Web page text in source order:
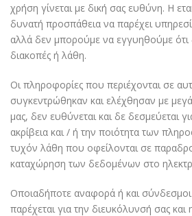
χρήση γίνεται με δική σας ευθύνη. Η
δυνατή προσπάθεια να παρέχει
αλλά δεν μπορούμε να εγγυηθούμε
διακοπές ή λάθη.
Οι πληροφορίες που περιέχονται σε
συγκεντρώθηκαν και ελέχθησαν με
μας, δεν ευθύνεται και δε δεσμεύεται
ακρίβεια και / ή την ποιότητα των
τυχόν λάθη που οφείλονται σε
καταχώρηση των δεδομένων στο
Οποιαδήποτε αναφορά ή και
παρέχεται για την διευκόλυνσή σας και